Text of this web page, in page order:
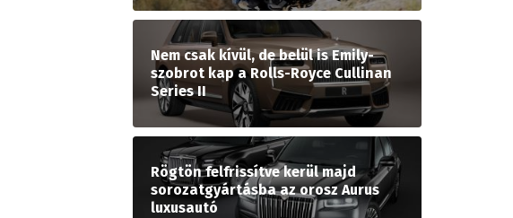
Nem csak kívül, de belül is Emily-
szobrot kap a Rolls-Royce Cullinan
Series II
Rögtön felfrissítve kerül majd
sorozatgyártásba az orosz Aurus
luxusautó